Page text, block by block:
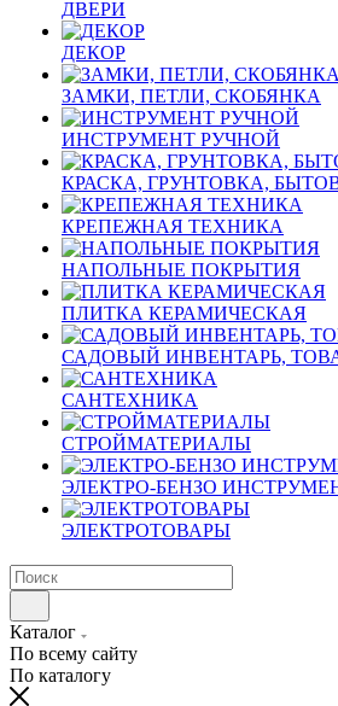
ДВЕРИ
ДЕКОР
ЗАМКИ, ПЕТЛИ, СКОБЯНКА
ИНСТРУМЕНТ РУЧНОЙ
КРАСКА, ГРУНТОВКА,
КРЕПЕЖНАЯ ТЕХНИКА
НАПОЛЬНЫЕ ПОКРЫТИЯ
ПЛИТКА КЕРАМИЧЕСКАЯ
САДОВЫЙ ИНВЕНТАРЬ,
САНТЕХНИКА
СТРОЙМАТЕРИАЛЫ
ЭЛЕКТРО-БЕНЗО
ЭЛЕКТРОТОВАРЫ
Каталог
По всему сайту
По каталогу